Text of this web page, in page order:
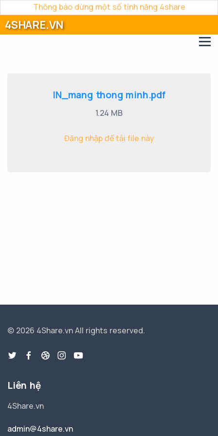
Thông báo dừng một số tính năng 4share
4SHARE.VN
IN_mang thong minh.pdf
1.24 MB
Đăng nhập để tải file này
© 2026 4Share.vnAll rights reserved.
Liên hệ
4Share.vn
admin@4share.vn